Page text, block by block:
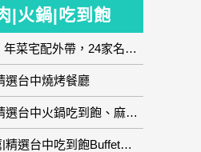
|火鍋|吃到飽
2024年菜預購、年菜宅配外帶，24家名店年菜推薦整理，圍爐輕鬆上菜團圓趣
選台中燒烤餐廳
台中火鍋推薦|精選台中火鍋吃到飽、麻辣鍋、鴛鴦鍋、石頭火鍋、酸菜白肉鍋、海鮮鍋、燒酒雞、麻油雞、壽喜燒等熱門人氣火鍋店!
台中吃到飽推薦|精選台中吃到飽Buffet自助餐廳